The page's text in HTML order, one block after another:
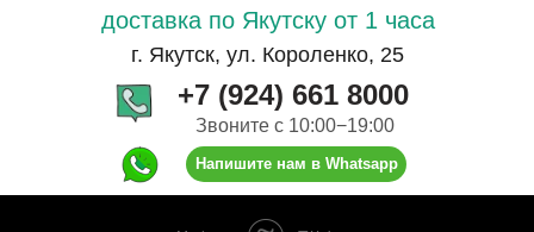
доставка по Якутску от 1 часа
г. Якутск, ул. Короленко, 25
+7 (924) 661 8000
Напишите нам в Whatsapp
Звоните с 10:00−19:00